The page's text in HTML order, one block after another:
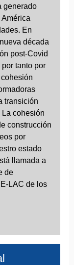
generado
En
década
post-Covid
tanto por
transición
La cohesión
construcción
por
estado
llamada a
de
LAC de los